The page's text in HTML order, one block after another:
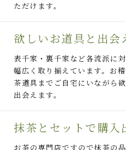
ただけます。
欲しいお道具と出会
表千家・裏千家など各流派に
幅広く取り揃えています。お
茶道具までご自宅にいながら
出会えます。
抹茶とセットで購入
お茶の専門店ですので抹茶の品